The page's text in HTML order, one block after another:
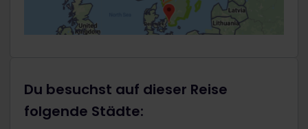
Du besuchst auf dieser Reise
folgende Städte: